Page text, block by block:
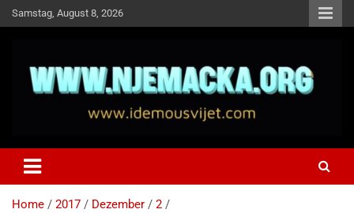
Skip
to
Samstag, August 8, 2026
Idemo u Svijet-Njemacka!
Home 2017 Dezember
2